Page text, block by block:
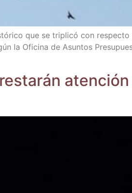
que se tri­pli­có con res­pec­to
la Ofi­ci­na de Asun­tos
aten­ción